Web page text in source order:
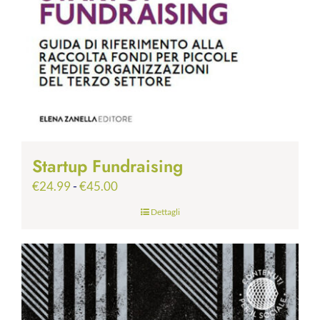
Startup Fundraising
€24.99-€45.00Fascia
€24.99
€45.00
Dettagli